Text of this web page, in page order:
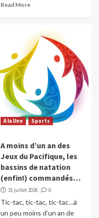
Read More
A la Une Sports
A moins d’un an des
Jeux du Pacifique, les
bassins de natation
(enfin!) commandés…
31 juillet 2026 0
Tic-tac, tic-tac, tic-tac…à
un peu moins d’un an de